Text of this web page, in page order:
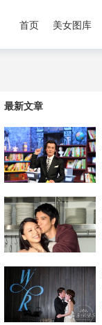
首页 美女图库
最新文章